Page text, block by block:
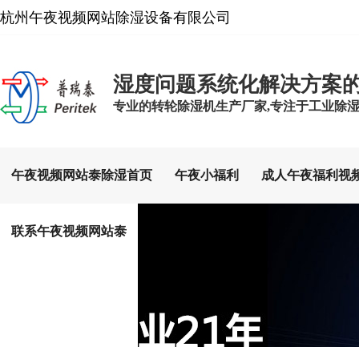
杭州午夜视频网站除湿设备有限公司
湿度问题系统化解决方案
专业的转轮除湿机生产厂家,专注于工业除湿
午夜视频网站泰除湿首页 午夜小福利 成人午夜福利视
联系午夜视频网站泰